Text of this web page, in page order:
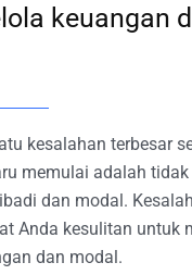
keuangan
kesalahan terbesar
memulai adalah
dan modal.
Anda kesulitan untuk
dan modal.